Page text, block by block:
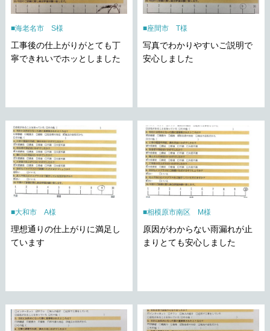
海老名市 S様
工事後の仕上がりがとても丁
寧できれいでホッとしました
座間市 T様
写真でわかりやすいご説明で
安心しました
大和市 A様
理想通りの仕上がりに満足し
ています
相模原市南区 M様
原因がわからない雨漏れが止
まりとても安心しました